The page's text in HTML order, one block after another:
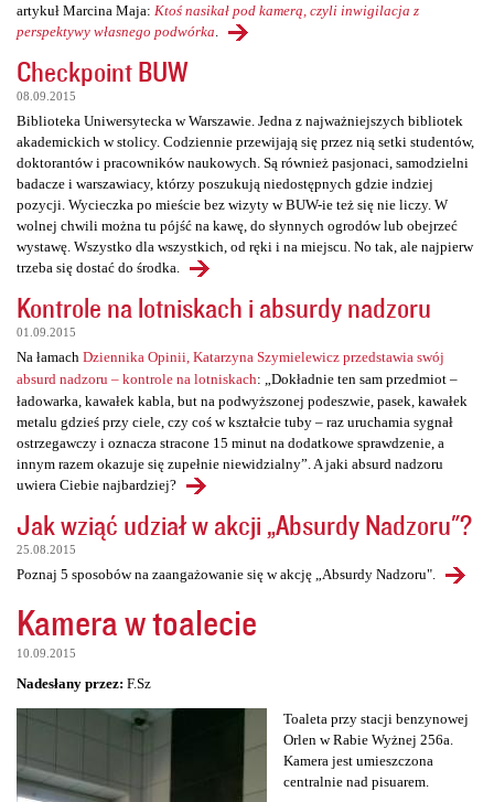
artykuł Marcina Maja: Ktoś nasikał pod kamerą, czyli inwigilacja z
perspektywy własnego podwórka
Checkpoint BUW
08.09.2015
Biblioteka Uniwersytecka w Warszawie. Jedna z najważniejszych bibliotek
akademickich w stolicy. Codziennie przewijają się przez nią setki studentów,
doktorantów i pracowników naukowych. Są również pasjonaci, samodzielni
badacze i warszawiacy, którzy poszukują niedostępnych gdzie indziej
pozycji. Wycieczka po mieście bez wizyty w BUW-ie też się nie liczy. W
wolnej chwili można tu pójść na kawę, do słynnych ogrodów lub obejrzeć
wystawę. Wszystko dla wszystkich, od ręki i na miejscu. No tak, ale najpierw
trzeba się dostać do środka.
Kontrole na lotniskach i absurdy nadzoru
01.09.2015
Na łamach Dziennika Opinii, Katarzyna Szymielewicz przedstawia swój
absurd nadzoru – kontrole na lotniskach: „Dokładnie ten sam przedmiot –
ładowarka, kawałek kabla, but na podwyższonej podeszwie, pasek, kawałek
metalu gdzieś przy ciele, czy coś w kształcie tuby – raz uruchamia sygnał
ostrzegawczy i oznacza stracone 15 minut na dodatkowe sprawdzenie, a
innym razem okazuje się zupełnie niewidzialny”. A jaki absurd nadzoru
uwiera Ciebie najbardziej?
Jak wziąć udział w akcji „Absurdy Nadzoru"?
25.08.2015
Poznaj 5 sposobów na zaangażowanie się w akcję „Absurdy Nadzoru".
Kamera w toalecie
10.09.2015
Nadesłany przez: F.Sz
Toaleta przy stacji benzynowej
Orlen w Rabie Wyżnej 256a.
Kamera jest umieszczona
centralnie nad pisuarem.